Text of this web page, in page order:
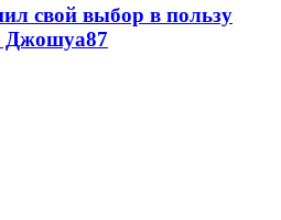
свой выбор в пользу
Джошуа87